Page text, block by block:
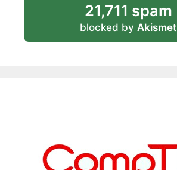
21,711 spam
blocked by Akismet